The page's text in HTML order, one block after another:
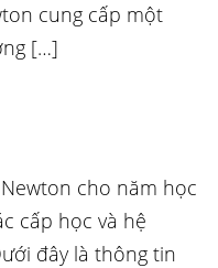
cung cấp một
[…]
cho năm học
cấp học và hệ
đây là thông tin